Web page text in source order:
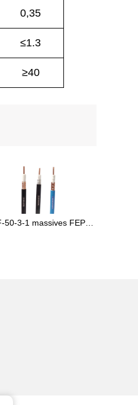
50-3-1 massives FEP-